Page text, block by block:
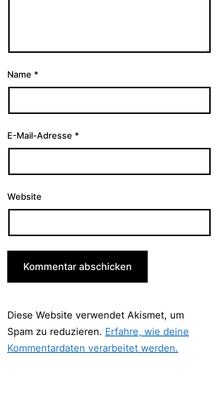
Name *
E-Mail-Adresse *
Website
Diese Website verwendet Akismet, um
Spam zu reduzieren. Erfahre, wie deine
Kommentardaten verarbeitet werden.